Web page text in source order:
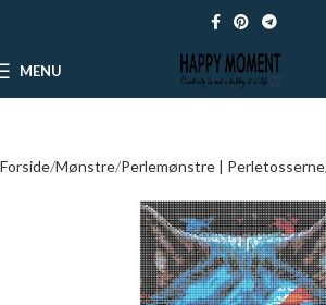
MENU
Forside Mønstre Perlemønstre | Perletosserne